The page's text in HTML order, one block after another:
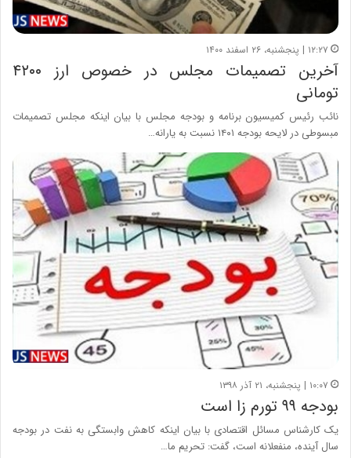
۱۲:۲۷ | پنجشنبه، ۲۶ اسفند ۱۴۰۰
آخرین تصمیمات مجلس در خصوص ارز ۴۲۰۰
تومانی
نائب رئیس کمیسیون برنامه و بودجه مجلس با بیان اینکه مجلس تصمیمات
مبسوطی در لایحه بودجه ۱۴۰۱ نسبت به یارانه…
۱۰:۰۷ | پنجشنبه، ۲۱ آذر ۱۳۹۸
بودجه ۹۹ تورم زا است
یک کارشناس مسائل اقتصادی با بیان اینکه کاهش وابستگی به نفت در بودجه
سال آینده، منفعلانه است، گفت: تحریم ما…